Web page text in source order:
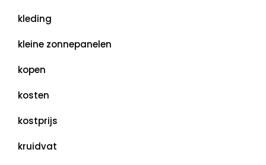
kleding
kleine zonnepanelen
kopen
kosten
kostprijs
kruidvat